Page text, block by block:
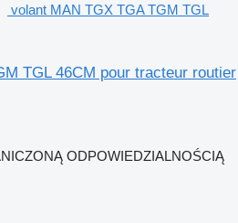
volant MAN TGX TGA TGM TGL
TGL 46CM pour tracteur routier
ODPOWIEDZIALNOŚCIĄ